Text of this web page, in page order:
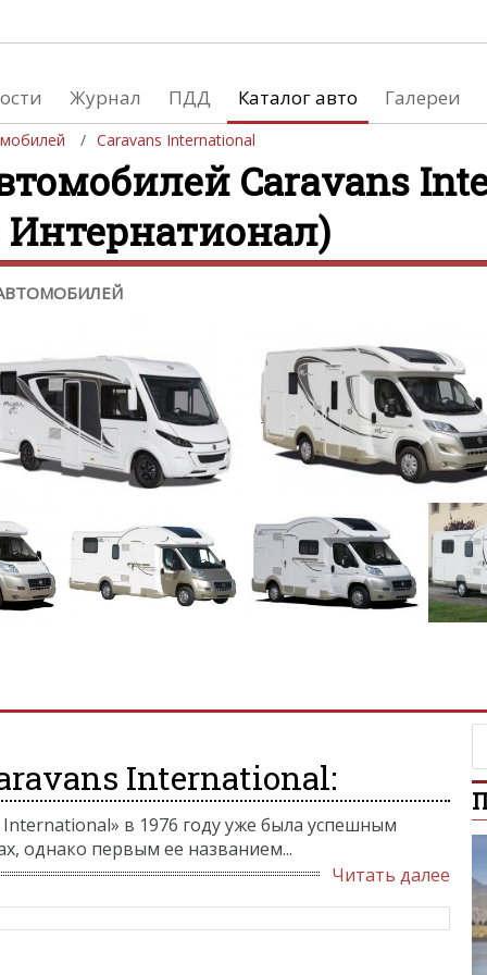
Журнал ПДД Каталог авто Галереи
Caravans International
Caravans
Интернатионал)
Галереи
Автомобили
Спецтехника
Автосалоны
Девушки
Формула 1
Статистика
Продажа автомобилей
Производство автомобилей
On-
International:
в 1976 году уже была успешным
однако первым ее названием...
Читать далее